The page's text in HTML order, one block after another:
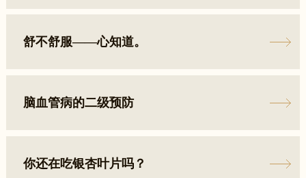
舒不舒服——心知道。
脑血管病的二级预防
你还在吃银杏叶片吗？